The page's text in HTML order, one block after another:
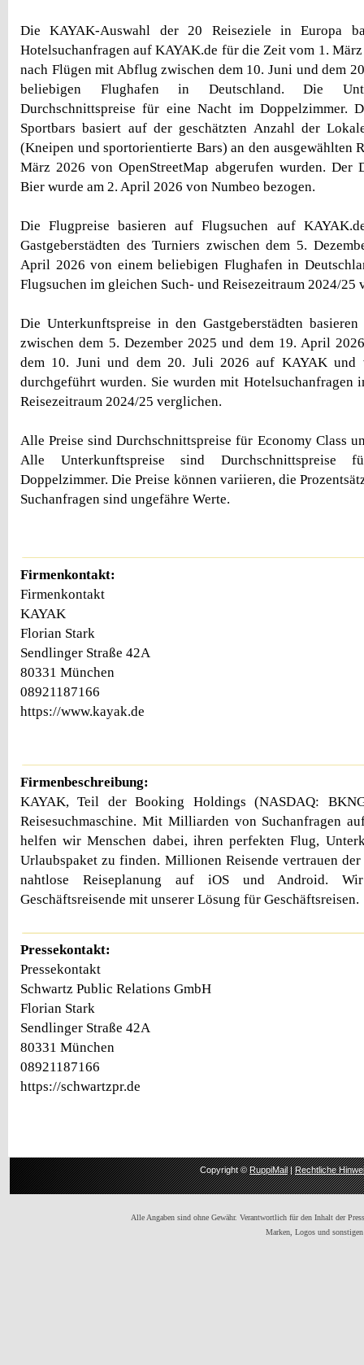
Die KAYAK-Auswahl der 20 Reiseziele in Europa
Hotelsuchanfragen auf KAYAK.de für die Zeit vom 1.
nach Flügen mit Abflug zwischen dem 10. Juni und dem
beliebigen Flughafen in Deutschland. Die
Durchschnittspreise für eine Nacht im Doppelzimmer.
Sportbars basiert auf der geschätzten Anzahl der
(Kneipen und sportorientierte Bars) an den ausgewählten
März 2026 von OpenStreetMap abgerufen wurden. Der
Bier wurde am 2. April 2026 von Numbeo bezogen.
Die Flugpreise basieren auf Flugsuchen auf
Gastgeberstädten des Turniers zwischen dem 5.
April 2026 von einem beliebigen Flughafen in
Flugsuchen im gleichen Such- und Reisezeitraum 2024/25
Die Unterkunftspreise in den Gastgeberstädten
zwischen dem 5. Dezember 2025 und dem 19. April
dem 10. Juni und dem 20. Juli 2026 auf KAYAK und
durchgeführt wurden. Sie wurden mit Hotelsuchanfragen
Reisezeitraum 2024/25 verglichen.
Alle Preise sind Durchschnittspreise für Economy Class
Alle Unterkunftspreise sind
Doppelzimmer. Die Preise können variieren, die
Suchanfragen sind ungefähre Werte.
Firmenkontakt:
Firmenkontakt
KAYAK
Florian Stark
Sendlinger Straße 42A
80331 München
08921187166
https://www.kayak.de
Firmenbeschreibung:
KAYAK, Teil der Booking Holdings (NASDAQ:
Reisesuchmaschine. Mit Milliarden von Suchanfragen
helfen wir Menschen dabei, ihren perfekten Flug,
Urlaubspaket zu finden. Millionen Reisende vertrauen
nahtlose Reiseplanung auf iOS und Android.
Geschäftsreisende mit unserer Lösung für Geschäftsreisen.
Pressekontakt:
Pressekontakt
Schwartz Public Relations GmbH
Florian Stark
Sendlinger Straße 42A
80331 München
08921187166
https://schwartzpr.de
Copyright ©RuppiMail|Rechtliche
Alle Angaben sind ohne Gewähr. Verantwortlich für den Inhalt der
Marken, Logos und